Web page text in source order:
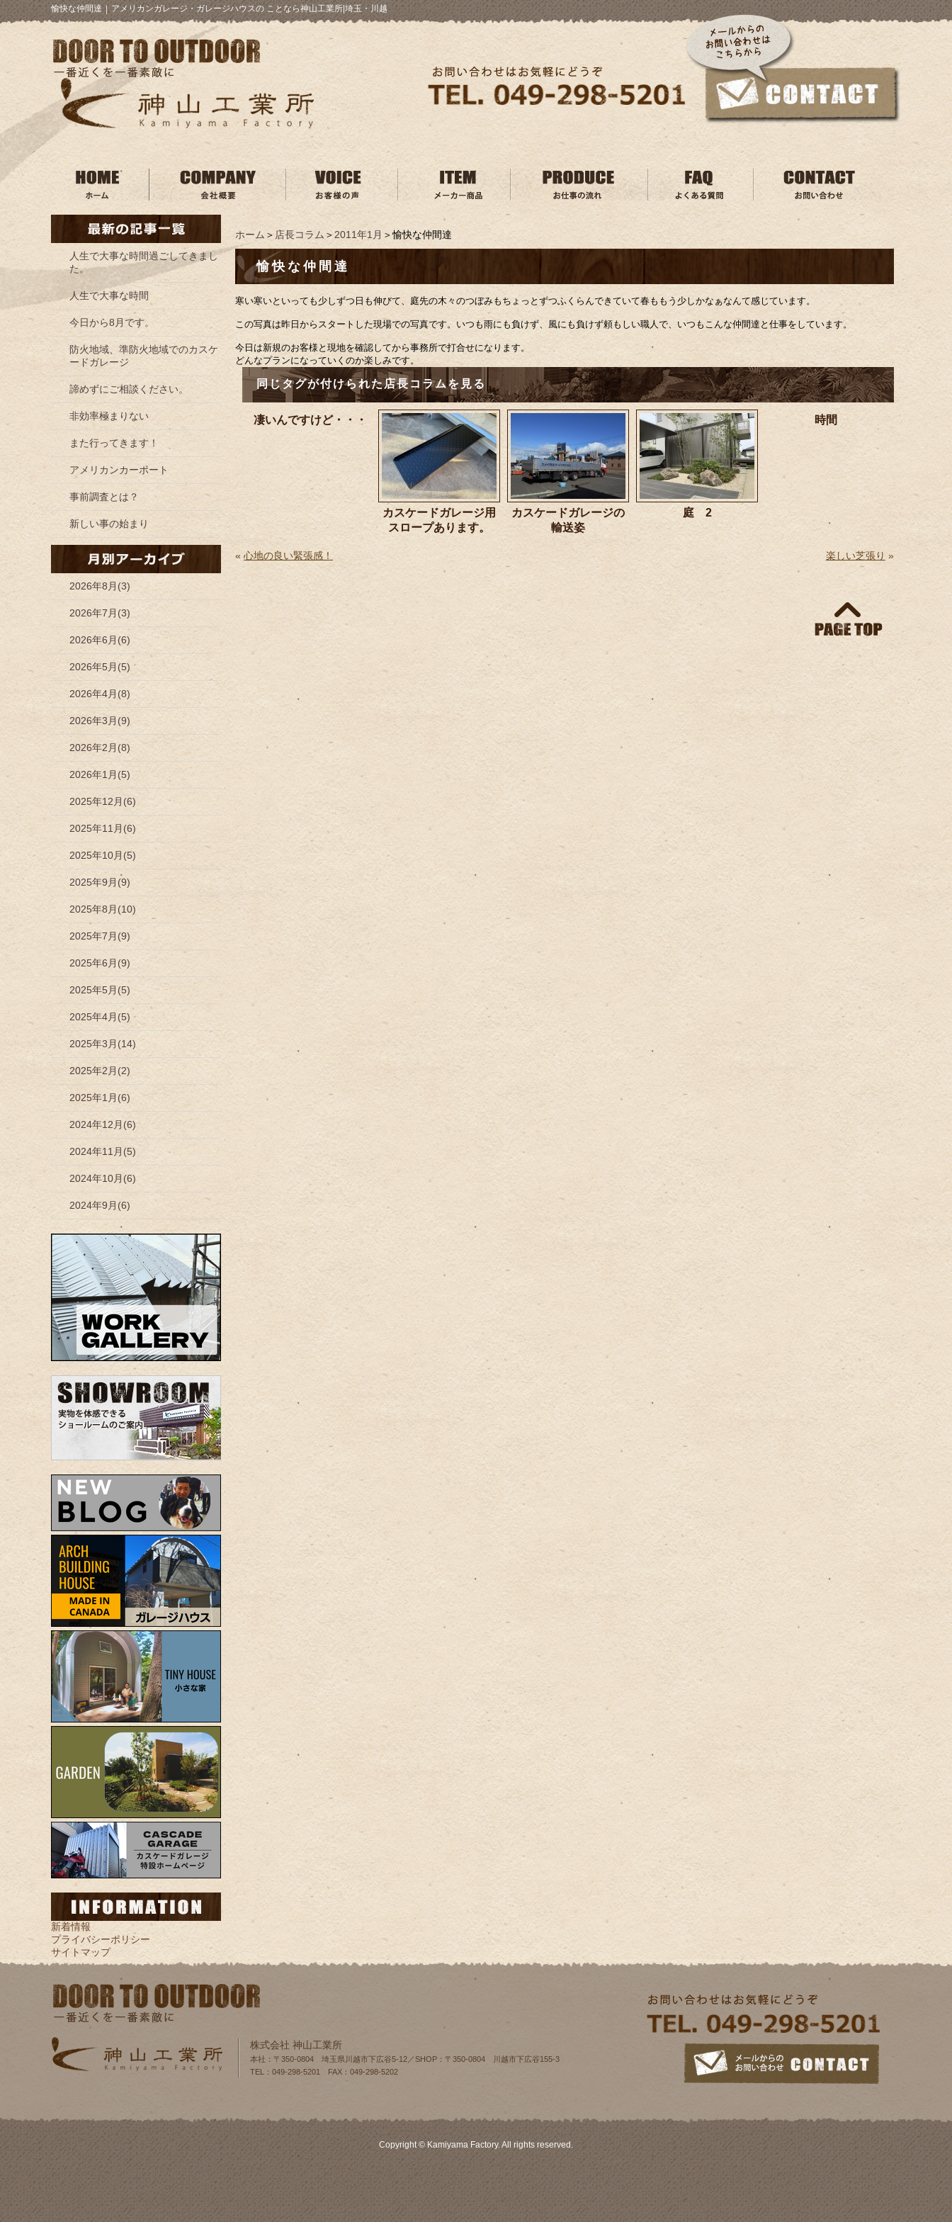
愉快な仲間達 ｜ アメリカンガレージ・ガレージハウスの ことなら神山工業所|埼玉・川越
ホーム ＞店長コラム ＞2011年1月 ＞愉快な仲間達
愉快な仲間達
寒い寒いといっても少しずつ日も伸びて、庭先の木々のつぼみもちょっとずつふくらんできていて春ももう少しかなぁなんて感じています。
この写真は昨日からスタートした現場での写真です。いつも雨にも負けず、風にも負けず頼もしい職人で、いつもこんな仲間達と仕事をしています。
今日は新規のお客様と現地を確認してから事務所で打合せになります。
どんなプランになっていくのか楽しみです。
同じタグが付けられた店長コラムを見る
凄いんですけど・・・
カスケードガレージ用
スロープあります。
カスケードガレージの
輸送姿
庭 2
時間
« 心地の良い緊張感！ 楽しい芝張り »
人生で大事な時間過ごしてきまし
た。
人生で大事な時間
今日から8月です。
防火地域、準防火地域でのカスケ
ードガレージ
諦めずにご相談ください。
非効率極まりない
また行ってきます！
アメリカンカーポート
事前調査とは？
新しい事の始まり
2026年8月(3)
2026年7月(3)
2026年6月(6)
2026年5月(5)
2026年4月(8)
2026年3月(9)
2026年2月(8)
2026年1月(5)
2025年12月(6)
2025年11月(6)
2025年10月(5)
2025年9月(9)
2025年8月(10)
2025年7月(9)
2025年6月(9)
2025年5月(5)
2025年4月(5)
2025年3月(14)
2025年2月(2)
2025年1月(6)
2024年12月(6)
2024年11月(5)
2024年10月(6)
2024年9月(6)
新着情報
プライバシーポリシー
サイトマップ
株式会社 神山工業所
本社：〒350-0804 埼玉県川越市下広谷5-12／SHOP：〒350-0804 川越市下広谷155‐3
TEL：049-298-5201 FAX：049-298-5202
Copyright © Kamiyama Factory. All rights reserved.